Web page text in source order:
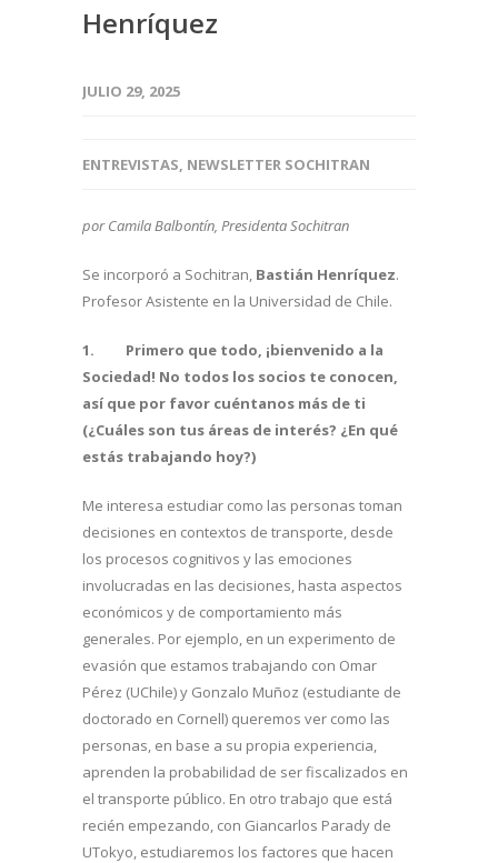
Henríquez
JULIO 29, 2025
ENTREVISTAS, NEWSLETTER SOCHITRAN
por Camila Balbontín, Presidenta Sochitran
Se incorporó a Sochitran, Bastián Henríquez.
Profesor Asistente en la Universidad de Chile.
1. Primero que todo, ¡bienvenido a la
Sociedad! No todos los socios te conocen,
así que por favor cuéntanos más de ti
(¿Cuáles son tus áreas de interés? ¿En qué
estás trabajando hoy?)
Me interesa estudiar como las personas toman
decisiones en contextos de transporte, desde
los procesos cognitivos y las emociones
involucradas en las decisiones, hasta aspectos
económicos y de comportamiento más
generales. Por ejemplo, en un experimento de
evasión que estamos trabajando con Omar
Pérez (UChile) y Gonzalo Muñoz (estudiante de
doctorado en Cornell) queremos ver como las
personas, en base a su propia experiencia,
aprenden la probabilidad de ser fiscalizados en
el transporte público. En otro trabajo que está
recién empezando, con Giancarlos Parady de
UTokyo, estudiaremos los factores que hacen